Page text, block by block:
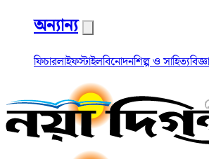
অন্যান্য
ফিচারলাইফস্টাইলবিনোদনশিল্প ও সাহিত্য